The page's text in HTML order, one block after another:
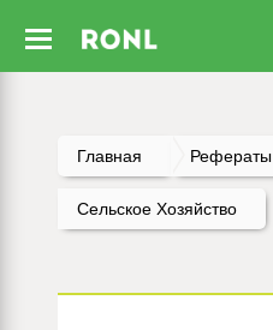
Главная Рефераты
Сельское Хозяйство